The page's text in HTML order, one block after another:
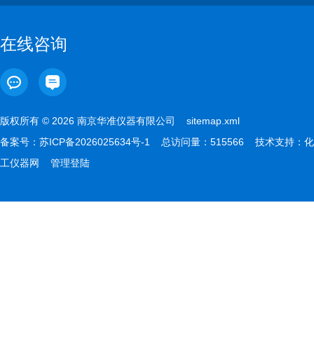
在线咨询
版权所有 © 2026 南京华准仪器有限公司 sitemap.xml
备案号： 苏ICP备2026025634号-1 总访问量：515566 技术支持： 化
工仪器网
管理登陆